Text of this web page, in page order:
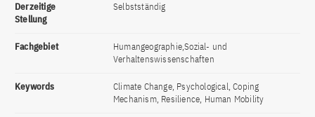
Derzeitige
Stellung
Selbstständig
Fachgebiet
Humangeographie,Sozial- und
Verhaltenswissenschaften
Keywords
Climate Change, Psychological, Coping
Mechanism, Resilience, Human Mobility